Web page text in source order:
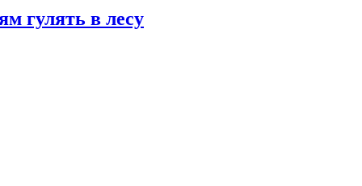
гулять в лесу